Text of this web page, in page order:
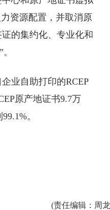
资源配置，并取消原
的集约化、专业化和
业自助打印的RCEP
原产地证书9.7万
。
(责任编辑 ：周